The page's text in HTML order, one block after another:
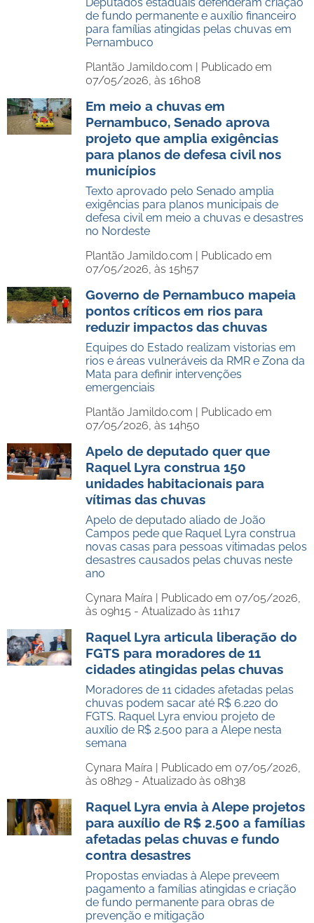
de fundo permanente e auxílio financeiro
para famílias atingidas pelas chuvas em
Pernambuco
Plantão Jamildo.com | Publicado em
07/05/2026, às 16h08
Em meio a chuvas em
Pernambuco, Senado aprova
projeto que amplia exigências
para planos de defesa civil nos
municípios
Texto aprovado pelo Senado amplia
exigências para planos municipais de
defesa civil em meio a chuvas e desastres
no Nordeste
Plantão Jamildo.com | Publicado em
07/05/2026, às 15h57
Governo de Pernambuco mapeia
pontos críticos em rios para
reduzir impactos das chuvas
Equipes do Estado realizam vistorias em
rios e áreas vulneráveis da RMR e Zona da
Mata para definir intervenções
emergenciais
Plantão Jamildo.com | Publicado em
07/05/2026, às 14h50
Apelo de deputado quer que
Raquel Lyra construa 150
unidades habitacionais para
vítimas das chuvas
Apelo de deputado aliado de João
Campos pede que Raquel Lyra construa
novas casas para pessoas vitimadas pelos
desastres causados pelas chuvas neste
ano
Cynara Maíra | Publicado em 07/05/2026,
às 09h15 - Atualizado às 11h17
Raquel Lyra articula liberação do
FGTS para moradores de 11
cidades atingidas pelas chuvas
Moradores de 11 cidades afetadas pelas
chuvas podem sacar até R$ 6.220 do
FGTS. Raquel Lyra enviou projeto de
auxílio de R$ 2.500 para a Alepe nesta
semana
Cynara Maíra | Publicado em 07/05/2026,
às 08h29 - Atualizado às 08h38
Raquel Lyra envia à Alepe projetos
para auxílio de R$ 2.500 a famílias
afetadas pelas chuvas e fundo
contra desastres
Propostas enviadas à Alepe preveem
pagamento a famílias atingidas e criação
de fundo permanente para obras de
prevenção e mitigação